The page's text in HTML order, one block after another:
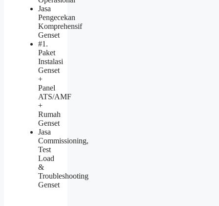
Jasa
Pengecekan
Komprehensif
Genset
#1.
Paket
Instalasi
Genset
+
Panel
ATS/AMF
+
Rumah
Genset
Jasa
Commissioning,
Test
Load
&
Troubleshooting
Genset